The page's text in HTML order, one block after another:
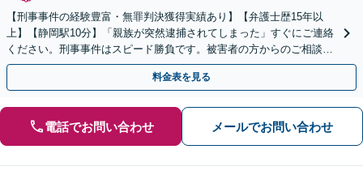
【刑事事件の経験豊富・無罪判決獲得実績あり】【弁護士歴15年以
上】【静岡駅10分】「親族が突然逮捕されてしまった」すぐにご連絡
ください。刑事事件はスピード勝負です。被害者の方からのご相談も
承っています。【初回相談無料】【夜間・休日相談可能】
料金表を見る
電話でお問い合わせ メールでお問い合わせ